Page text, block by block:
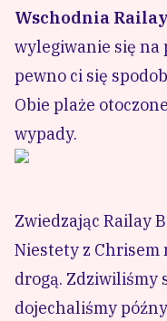
Wschodnia Railay
wylegiwanie się na
pewno ci się
Obie plaże
wypady.
Zwiedzając Railay
Niestety z Chrisem
drogą. Zdziwiliśmy
dojechaliśmy